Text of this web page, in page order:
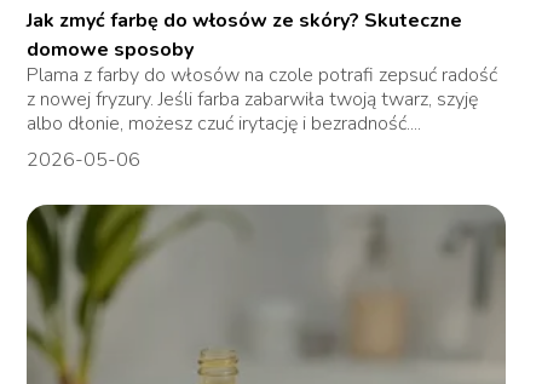
Jak zmyć farbę do włosów ze skóry? Skuteczne
domowe sposoby
Plama z farby do włosów na czole potrafi zepsuć radość
z nowej fryzury. Jeśli farba zabarwiła twoją twarz, szyję
albo dłonie, możesz czuć irytację i bezradność....
2026-05-06